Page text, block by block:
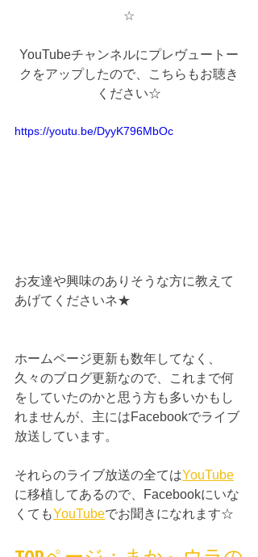
☆
YouTubeチャンネルにプレヴュートー
クをアップしたので、こちらもお聴き
ください☆
https://youtu.be/DyyK796MbOc
お友達や興味のありそうな方に教えて
あげてくださいネ★
ホームページ更新も数年してなく、
久々のブログ更新なので、これまで何
をしていたのかと思う方も多いかもし
れませんが、主にはFacebookでライブ
放送しています。
それらのライブ放送の全てはYouTube
に移植してあるので、Facebookにいな
くてもYouTubeでお聞きになれます☆